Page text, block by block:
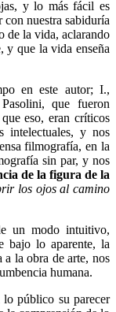
y lo más fácil es
con nuestra sabiduría
de la vida, aclarando
y que la vida enseña
en este autor; I.,
que fueron
eso, eran críticos
intelectuales, y nos
filmografía, en la
sin par, y nos
de la figura de la
los ojos al camino
un modo intuitivo,
bajo lo aparente, la
a la obra de arte, nos
humana.
lo público su parecer